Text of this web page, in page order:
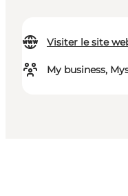
Visiter le site
My business,